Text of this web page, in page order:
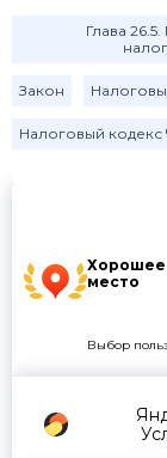
Хорошее
место
Выбор
Глава
Закон
Налоговый кодекс